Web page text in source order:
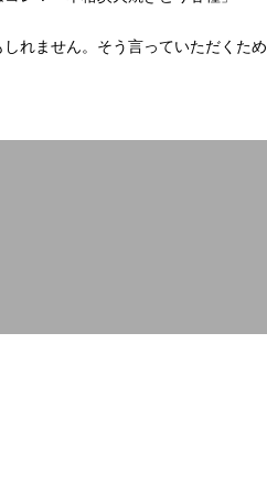
れません。そう言っていただくため